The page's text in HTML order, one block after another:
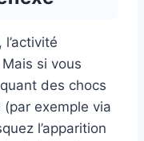
si vous
des chocs
(par exemple via
l’apparition